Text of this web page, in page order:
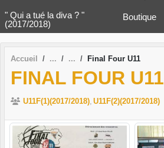
" Qui a tué la diva ? "
(2017/2018)
Boutique
Accueil Final Four U11
FINAL FOUR U11
U11F(1)(2017/2018) U11F(2)(2017/2018)